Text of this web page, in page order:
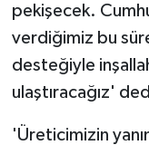
pekişecek.
verdiğimiz bu
desteğiyle
ulaştıracağız'
'Üreticimizin